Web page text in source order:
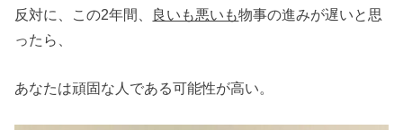
反対に、この2年間、 良いも悪いも物事の進みが遅いと思
ったら、
あなたは頑固な人である可能性が高い。